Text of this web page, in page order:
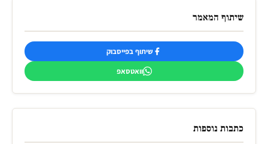
שיתוף המאמר
שיתוף בפייסבוק
וואטסאפ
כתבות נוספות